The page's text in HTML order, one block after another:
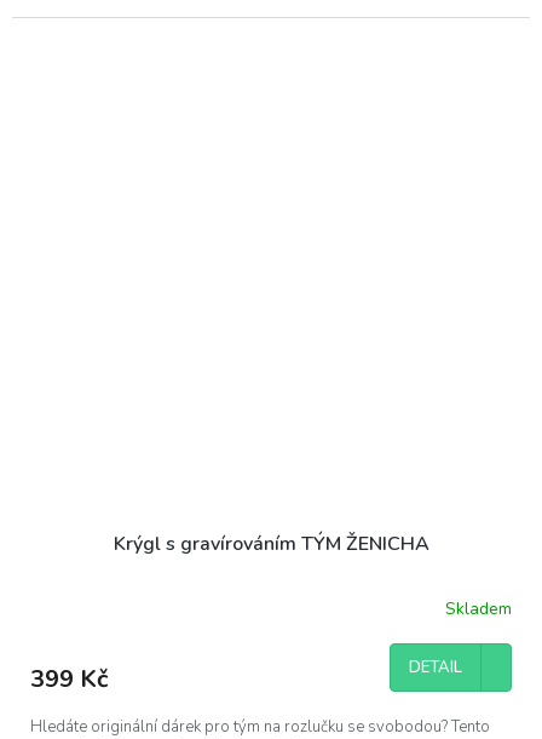
Krýgl s gravírováním TÝM ŽENICHA
Skladem
399 Kč DETAIL
Hledáte originální dárek pro tým na rozlučku se svobodou? Tento